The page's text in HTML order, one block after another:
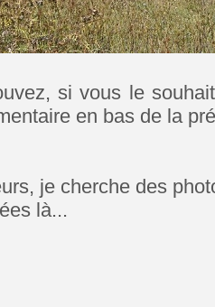
si vous le
en bas de la
je cherche des
là...